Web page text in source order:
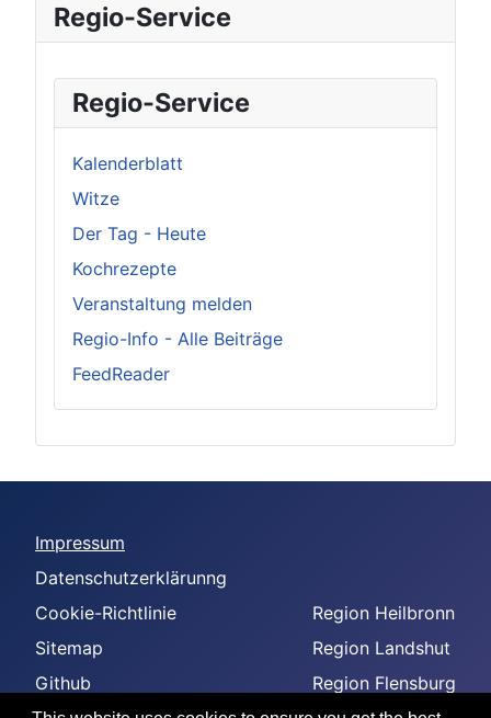
Regio-Service
Regio-Service
Kalenderblatt
Witze
Der Tag - Heute
Kochrezepte
Veranstaltung melden
Regio-Info - Alle Beiträge
FeedReader
Impressum
Datenschutzerklärunng
Cookie-Richtlinie
Sitemap
Github
Region Heilbronn
Region Landshut
Region Flensburg